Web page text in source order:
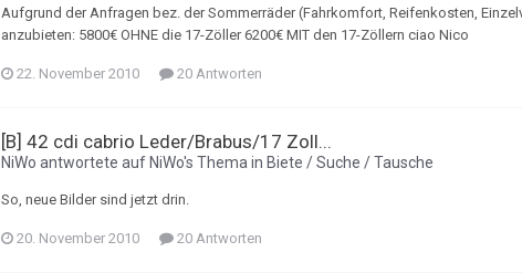
Aufgrund der Anfragen bez. der Sommerräder (Fahrkomfort, Reifenkosten,
anzubieten: 5800€ OHNE die 17-Zöller 6200€ MIT den 17-Zöllern ciao Nico
22. November 2010 20 Antworten
[B] 42 cdi cabrio Leder/Brabus/17 Zoll...
NiWo antwortete auf NiWo's Thema in Biete / Suche / Tausche
So, neue Bilder sind jetzt drin.
20. November 2010 20 Antworten